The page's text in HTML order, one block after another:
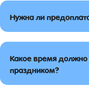
Нужна ли
Какое время
праздником?